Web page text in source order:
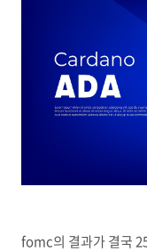
fomc의 결과가 결국